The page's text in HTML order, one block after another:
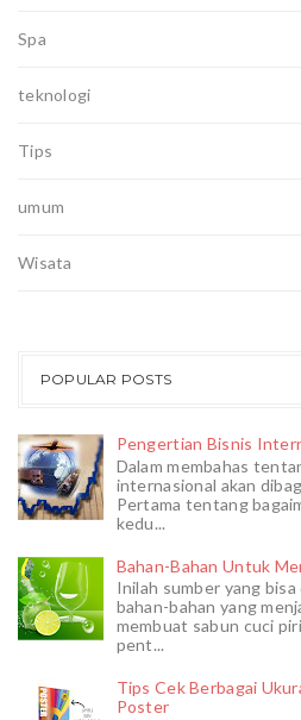
Spa
teknologi
Tips
umum
Wisata
POPULAR POSTS
Pengertian Bisnis
Dalam membahas
internasional akan
Pertama tentang
kedu...
Bahan-Bahan Untuk
Inilah sumber yang
bahan-bahan yang
membuat sabun cuci
pent...
Tips Cek Berbagai
Poster